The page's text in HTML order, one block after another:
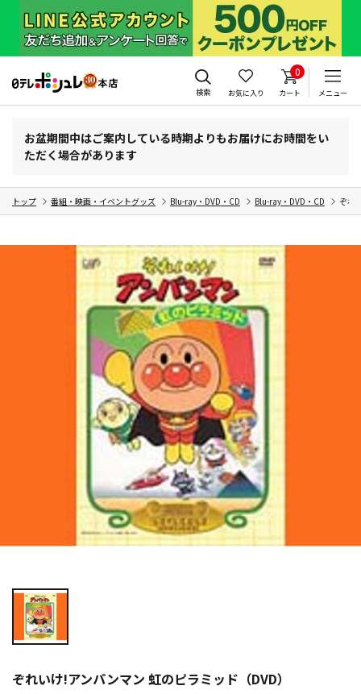
検索 お気に入り
0
カート メニュー
お盆期間中はご案内している時期よりもお届けにお時間をい
ただく場合があります
トップ 番組・映画・イベントグッズ Blu-ray・DVD・CD Blu-ray・DVD・CD ぞれ
ぞれいけ!アンパンマン 虹のピラミッド（DVD）